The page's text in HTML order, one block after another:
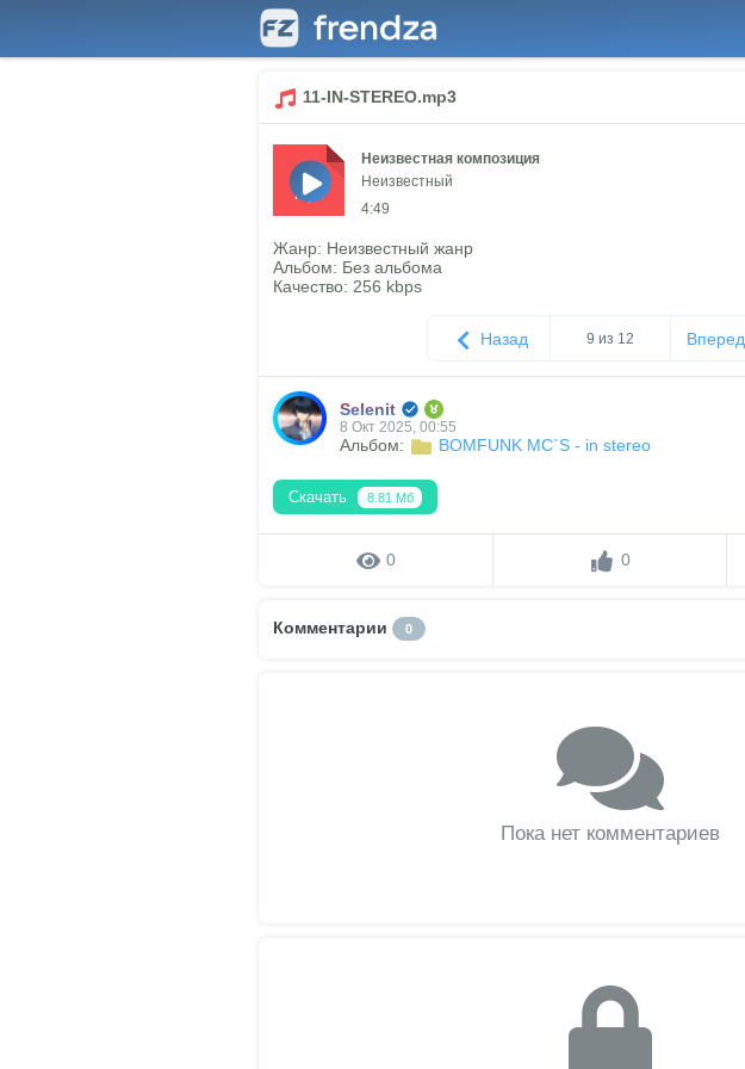
11-IN-STEREO.mp3
mp3
Неизвестная композиция
Неизвестный
4:49
Жанр: Неизвестный жанр
Альбом: Без альбома
Качество: 256 kbps
Назад 9 из 12 Вперед
Selenit
8 Окт 2025, 00:55
Альбом: BOMFUNK MC`S - in stereo
Скачать 8.81 Мб
0 0
Комментарии 0
Пока нет комментариев